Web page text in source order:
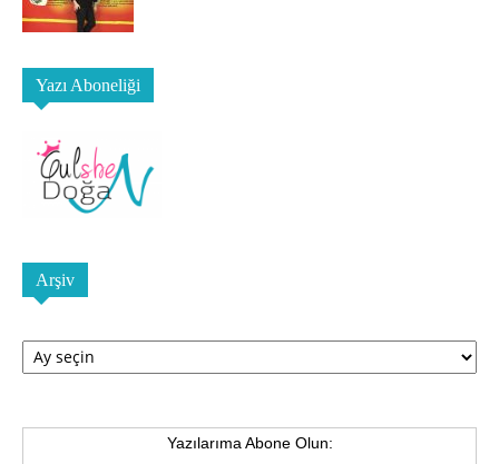
Yazı Aboneliği
Arşiv
Arşiv
Yazılarıma Abone Olun: